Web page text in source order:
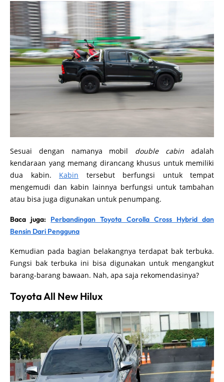
Sesuai dengan namanya mobil double cabinadalah
kendaraan yang memang dirancang khusus untuk memiliki
dua kabin. Kabin tersebut berfungsi untuk tempat
mengemudi dan kabin lainnya berfungsi untuk tambahan
atau bisa juga digunakan untuk penumpang.
Baca juga: Perbandingan Toyota Corolla Cross Hybrid dan
Bensin Dari Pengguna
Kemudian pada bagian belakangnya terdapat bak terbuka.
Fungsi bak terbuka ini bisa digunakan untuk mengangkut
barang-barang bawaan. Nah, apa saja rekomendasinya?
Toyota All New Hilux